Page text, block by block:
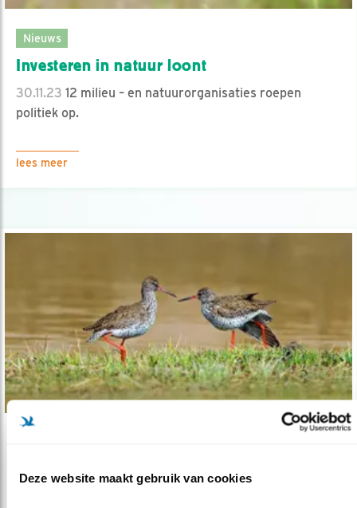
Deze website maakt gebruik van cookies
Nieuws
Investeren in natuur loont
30.11.23 12 milieu – en natuurorganisaties roepen
politiek op.
lees meer
Natuurherstel en klimaatactie zijn vanda..